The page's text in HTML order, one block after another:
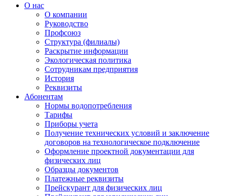
О нас
О компании
Руководство
Профсоюз
Структура (филиалы)
Раскрытие информации
Экологическая политика
Сотрудникам предприятия
История
Реквизиты
Абонентам
Нормы водопотребления
Тарифы
Приборы учета
Получение технических условий и заключение
договоров на технологическое подключение
Оформление проектной документации для
физических лиц
Образцы документов
Платежные реквизиты
Прейскурант для физических лиц